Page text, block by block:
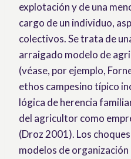
explotación y de una
cargo de un individuo,
colectivos. Se trata de
arraigado modelo de
(véase, por ejemplo,
ethos campesino típico
lógica de herencia
del agricultor como
(Droz 2001). Los
modelos de